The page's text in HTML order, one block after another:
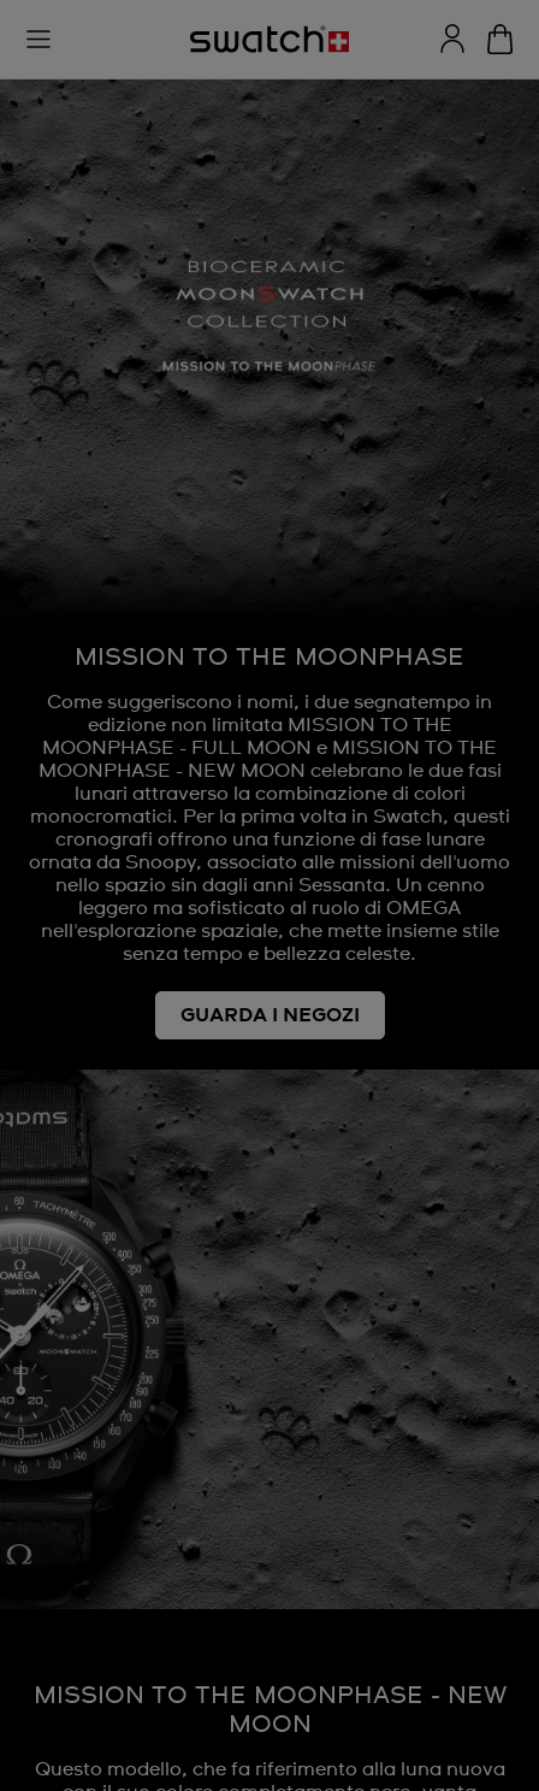
MISSION TO THE MOONPHASE
Come suggeriscono i nomi, i due segnatempo in
edizione non limitata MISSION TO THE
MOONPHASE - FULL MOON e MISSION TO THE
MOONPHASE - NEW MOON celebrano le due fasi
lunari attraverso la combinazione di colori
monocromatici. Per la prima volta in Swatch, questi
cronografi offrono una funzione di fase lunare
ornata da Snoopy, associato alle missioni dell'uomo
nello spazio sin dagli anni Sessanta. Un cenno
leggero ma sofisticato al ruolo di OMEGA
nell'esplorazione spaziale, che mette insieme stile
senza tempo e bellezza celeste.
GUARDA I NEGOZI
MISSION TO THE MOONPHASE - NEW
MOON
Questo modello, che fa riferimento alla luna nuova